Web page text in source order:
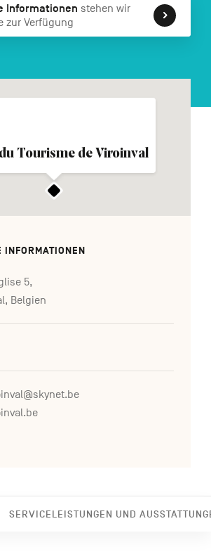
FR NL EN
Informationen stehen wir
zur Verfügung
SERVICELEISTUNGEN UND
Tourisme de Viroinval
INFORMATIONEN
5,
Belgien